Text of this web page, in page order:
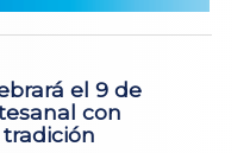
el 9 de
con